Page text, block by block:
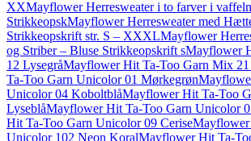
XXMayflower Herresweater i to farver i
StrikkeopskMayflower Herresweater med
Strikkeopskrift str. S – XXXLMayflower
og Striber – Bluse Strikkeopskrift sMayflower
12 LysegråMayflower Hit Ta-Too Garn Mix 21
Ta-Too Garn Unicolor 01 Mørkegrøn
Unicolor 04 KoboltblåMayflower Hit Ta-Too
LyseblåMayflower Hit Ta-Too Garn Unicolor
Hit Ta-Too Garn Unicolor 09 CeriseMayflower
Unicolor 102 Neon KoralMayflower Hit Ta-